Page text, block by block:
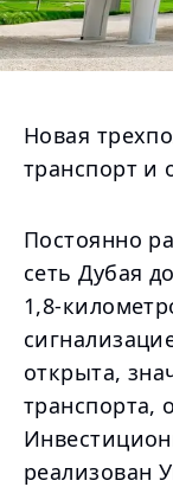
Новая
транспорт и
Постоянно
сеть Дубая
1,8-
открыта,
транспорта,
реализован